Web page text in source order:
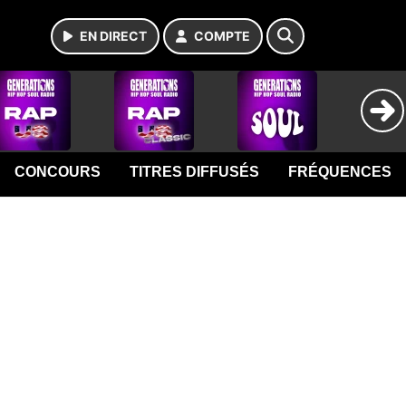
EN DIRECT COMPTE
CONCOURS TITRES DIFFUSÉS FRÉQUENCES